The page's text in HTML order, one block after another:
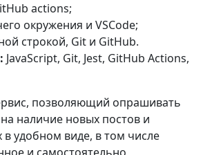
actions;
окружения и VSCode;
строкой, Git и GitHub.
JavaScript, Git, Jest, GitHub Actions,
позволяющий опрашивать
наличие новых постов и
удобном виде, в том числе